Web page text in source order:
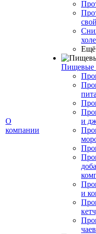
О
компании
Ещё
Пищевые
и
и